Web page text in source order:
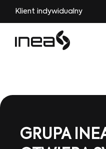
Klient indywidualny
GRUPA